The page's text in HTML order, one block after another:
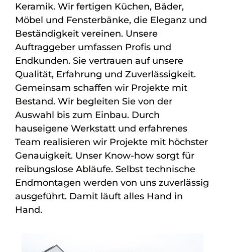
Keramik. Wir fertigen Küchen, Bäder,
Möbel und Fensterbänke, die Eleganz und
Beständigkeit vereinen. Unsere
Auftraggeber umfassen Profis und
Endkunden. Sie vertrauen auf unsere
Qualität, Erfahrung und Zuverlässigkeit.
Gemeinsam schaffen wir Projekte mit
Bestand. Wir begleiten Sie von der
Auswahl bis zum Einbau. Durch
hauseigene Werkstatt und erfahrenes
Team realisieren wir Projekte mit höchster
Genauigkeit. Unser Know-how sorgt für
reibungslose Abläufe. Selbst technische
Endmontagen werden von uns zuverlässig
ausgeführt. Damit läuft alles Hand in
Hand.